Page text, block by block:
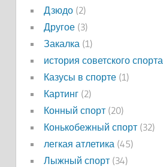
Дзюдо(2)
Другое(3)
Закалка (1)
история советского спорта
Казусы в спорте(1)
Картинг(2)
Конный спорт(20)
Конькобежный спорт(32)
легкая атлетика (45)
Лыжный спорт(34)